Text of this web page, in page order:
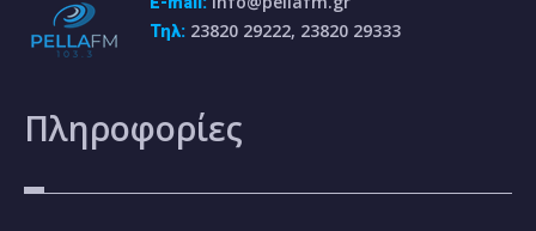
Τηλ: 23820 29222, 23820 29333
Πληροφορίες